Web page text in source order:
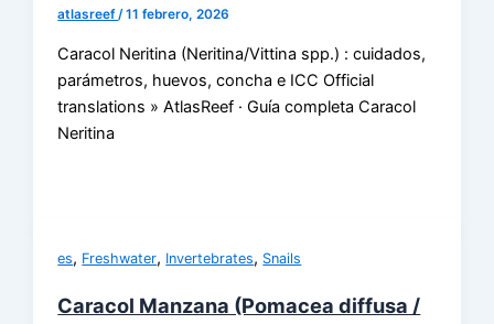
atlasreef/11 febrero, 2026
Caracol Neritina (Neritina/Vittina spp.) : cuidados,
parámetros, huevos, concha e ICC Official
translations » AtlasReef · Guía completa Caracol
Neritina
es, Freshwater, Invertebrates, Snails
Caracol Manzana (Pomacea diffusa /